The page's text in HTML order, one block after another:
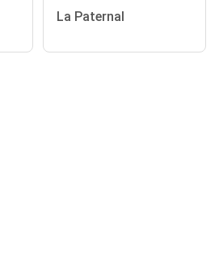
La Paternal